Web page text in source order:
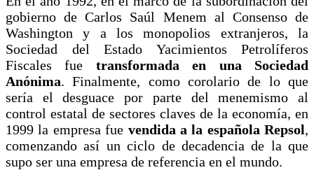
gobierno de Carlos Saúl Menem al Consenso de
Washington y a los monopolios extranjeros, la
Sociedad del Estado Yacimientos Petrolíferos
Fiscales fue transformada en una Sociedad
Anónima. Finalmente, como corolario de lo que
sería el desguace por parte del menemismo al
control estatal de sectores claves de la economía, en
1999 la empresa fue vendida a la española Repsol,
comenzando así un ciclo de decadencia de la que
supo ser una empresa de referencia en el mundo.